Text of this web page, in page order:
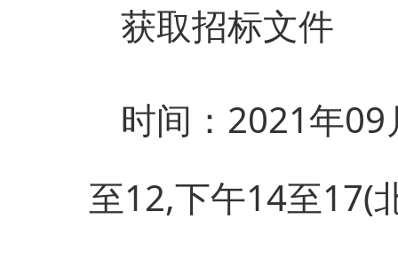
获取招标文件
时间：2021年
至12,下午14至17(